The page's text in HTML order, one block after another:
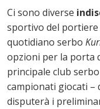
Ci sono diverse
sportivo del
quotidiano serbo
opzioni per la porta
principale club
campionati giocati –
disputerà i